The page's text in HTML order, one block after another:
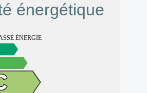
énergétique